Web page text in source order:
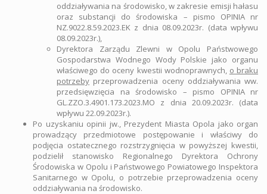
oddziaływania na środowisko, w zakresie emisji hałasu
oraz substancji do środowiska – pismo OPINIA nr
NZ.9022.8.59.2023.EK z dnia 08.09.2023r. (data wpływu
08.09.2023r.),
Dyrektora Zarządu Zlewni w Opolu Państwowego
Gospodarstwa Wodnego Wody Polskie jako organu
właściwego do oceny kwestii wodnoprawnych, o braku
potrzeby przeprowadzenia oceny oddziaływania ww.
przedsięwzięcia na środowisko – pismo OPINIA nr
GL.ZZO.3.4901.173.2023.MO z dnia 20.09.2023r. (data
wpływu 22.09.2023r.).
Po uzyskaniu opinii jw., Prezydent Miasta Opola jako organ
prowadzący przedmiotowe postępowanie i właściwy do
podjęcia ostatecznego rozstrzygnięcia w powyższej kwestii,
podzielił stanowisko Regionalnego Dyrektora Ochrony
Środowiska w Opolu i Państwowego Powiatowego Inspektora
Sanitarnego w Opolu, o potrzebie przeprowadzenia oceny
oddziaływania na środowisko.